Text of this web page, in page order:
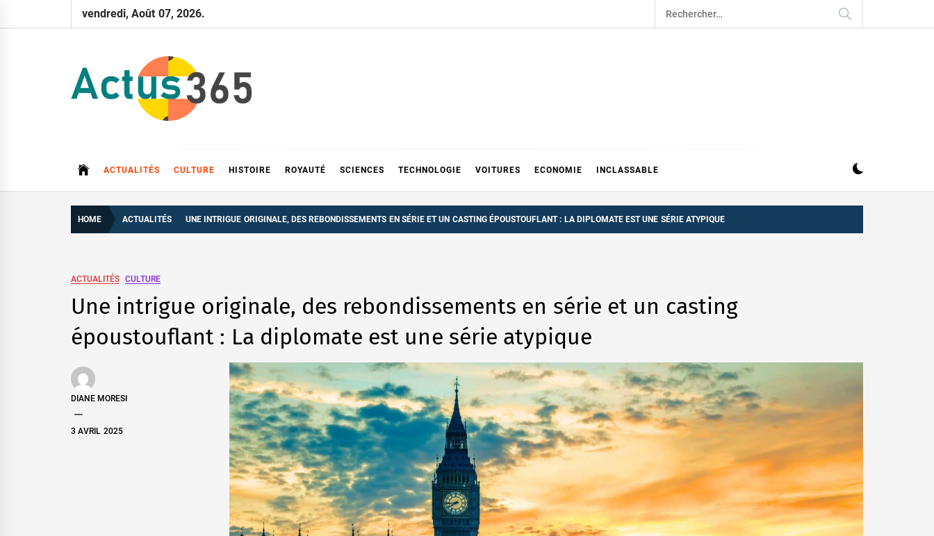
to
vendredi, Août 07, 2026. Rechercher :
ACTUALITÉS CULTURE HISTOIRE ROYAUTÉ SCIENCES TECHNOLOGIE VOITURES ECONOMIE INCLASSABLE
HOME ACTUALITÉS UNE INTRIGUE ORIGINALE, DES REBONDISSEMENTS EN SÉRIE ET UN CASTING ÉPOUSTOUFLANT : LA DIPLOMATE EST UNE SÉRIE ATYPIQUE
ACTUALITÉS CULTURE
Une intrigue originale, des rebondissements en série et un casting
époustouflant : La diplomate est une série atypique
DIANE MORESI
3 AVRIL 2025